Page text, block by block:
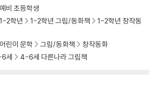
예비 초등학생
1-2학년 1-2학년 그림/동화책
1-2학년 창작동
어린이 문학 그림/동화책
창작동화
세 4-6세 다른나라 그림책